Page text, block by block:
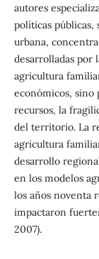
autores
políticas públicas,
urbana,
desarrolladas por
agricultura
económicos, sino
recursos, la
del territorio. La
agricultura
desarrollo
en los modelos
los años noventa
impactaron
2007).